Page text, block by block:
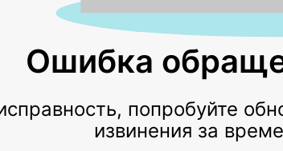
Ошибка
попробуйте
извинения за